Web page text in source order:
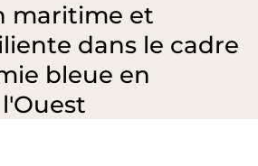
maritime et
dans le cadre
bleue en